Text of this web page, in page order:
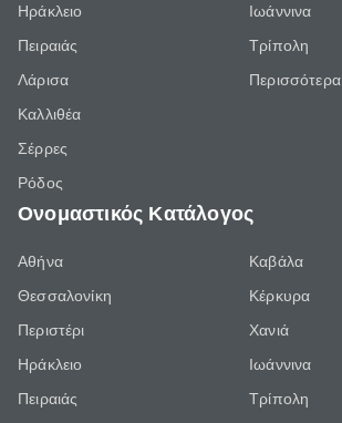
Ηράκλειο
Πειραιάς
Λάρισα
Καλλιθέα
Σέρρες
Ρόδος
Ιωάννινα
Τρίπολη
Περισσότερα
Ονομαστικός Κατάλογος
Αθήνα
Θεσσαλονίκη
Περιστέρι
Ηράκλειο
Πειραιάς
Καβάλα
Κέρκυρα
Χανιά
Ιωάννινα
Τρίπολη